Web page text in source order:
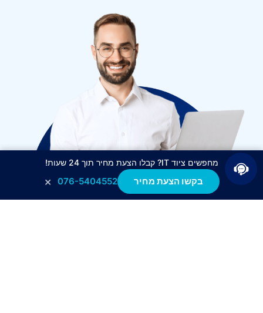
מחפשים ציוד IT? קבלו הצעת מחיר תוך 24 שעות!
בקשו הצעת מחיר 076-5404552
×